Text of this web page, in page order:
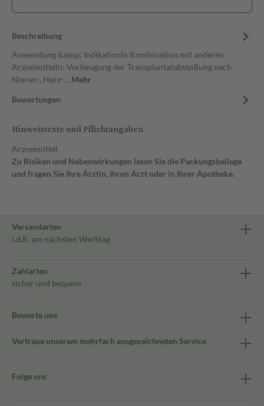
Beschreibung
Anwendung &amp; IndikationIn Kombination mit anderen
Arzneimitteln: Vorbeugung der Transplantatabstoßung nach
Nieren-, Herz-… Mehr
Bewertungen
Hinweistexte und Pflichtangaben
Arzneimittel
Zu Risiken und Nebenwirkungen lesen Sie die Packungsbeilage
und fragen Sie Ihre Ärztin, Ihren Arzt oder in Ihrer Apotheke.
Versandarten
i.d.R. am nächsten Werktag
Zahlarten
sicher und bequem
Bewerte uns
Vertraue unserem mehrfach ausgezeichneten Service
Folge uns